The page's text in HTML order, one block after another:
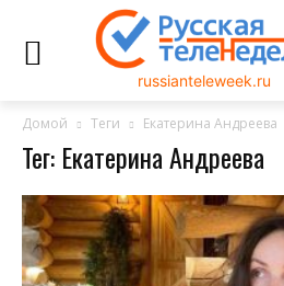
russianteleweek.ru
Домой Теги Екатерина Андреева
Тег: Екатерина Андреева